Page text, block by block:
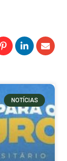
NOTÍCIAS